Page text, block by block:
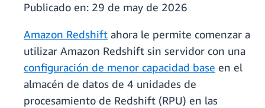
Publicado en: 29 de may de 2026
Amazon Redshift ahora le permite comenzar a
utilizar Amazon Redshift sin servidor con una
configuración de menor capacidad base en el
almacén de datos de 4 unidades de
procesamiento de Redshift (RPU) en las